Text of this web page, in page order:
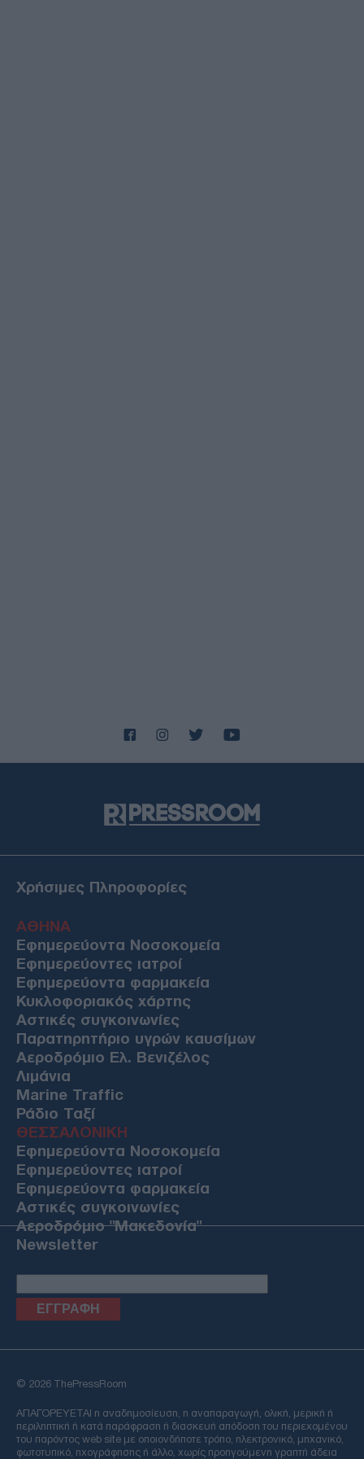
Χρήσιμες Πληροφορίες
ΑΘΗΝΑ
Εφημερεύοντα Νοσοκομεία
Εφημερεύοντες ιατροί
Εφημερεύοντα φαρμακεία
Κυκλοφοριακός χάρτης
Αστικές συγκοινωνίες
Παρατηρητήριο υγρών καυσίμων
Αεροδρόμιο Ελ. Βενιζέλος
Λιμάνια
Marine Traffic
Ράδιο Ταξί
ΘΕΣΣΑΛΟΝΙΚΗ
Εφημερεύοντα Νοσοκομεία
Εφημερεύοντες ιατροί
Εφημερεύοντα φαρμακεία
Αστικές συγκοινωνίες
Αεροδρόμιο "Μακεδονία"
Newsletter
Email
© 2026 ThePressRoom
ΑΠΑΓΟΡΕΥΕΤΑΙ η αναδημοσίευση, η αναπαραγωγή, ολική, μερική ή
περιληπτική ή κατά παράφραση ή διασκευή απόδοση του περιεχομένου
του παρόντος web site με οποιονδήποτε τρόπο, ηλεκτρονικό, μηχανικό,
φωτοτυπικό, ηχογράφησης ή άλλο, χωρίς προηγούμενη γραπτή άδεια